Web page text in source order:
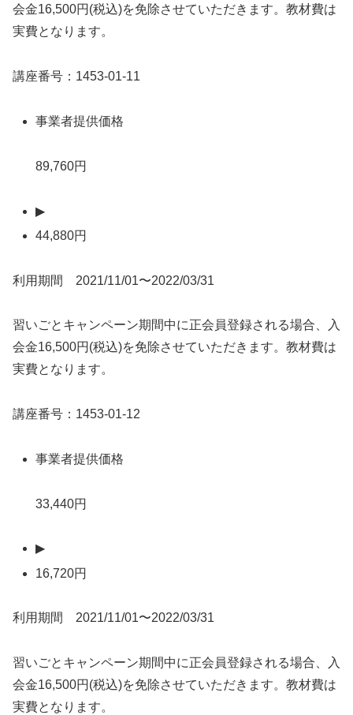
会金16,500円(税込)を免除させていただきます。教材費は
実費となります。
講座番号：1453-01-11
事業者提供価格
89,760円
▶
44,880円
利用期間 2021/11/01〜2022/03/31
習いごとキャンペーン期間中に正会員登録される場合、入
会金16,500円(税込)を免除させていただきます。教材費は
実費となります。
講座番号：1453-01-12
事業者提供価格
33,440円
▶
16,720円
利用期間 2021/11/01〜2022/03/31
習いごとキャンペーン期間中に正会員登録される場合、入
会金16,500円(税込)を免除させていただきます。教材費は
実費となります。